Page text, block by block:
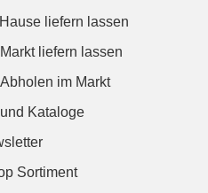
liefern lassen
liefern lassen
im Markt
Kataloge
Sortiment